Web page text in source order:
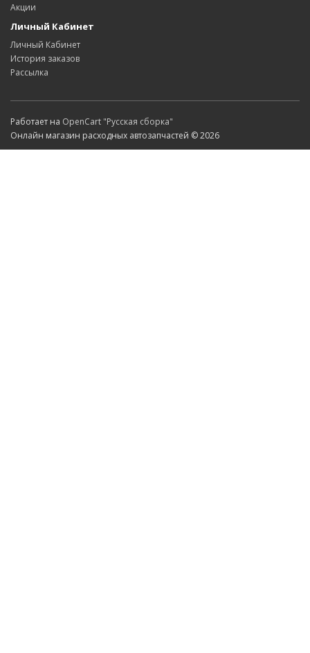
Акции
Личный Кабинет
Личный Кабинет
История заказов
Рассылка
Работает на OpenCart "Русская сборка"
Онлайн магазин расходных автозапчастей © 2026